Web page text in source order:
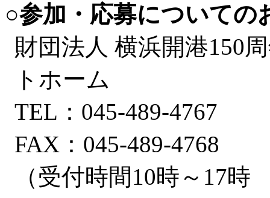
○参加・応募についての
財団法人 横浜開港150
トホーム
TEL：045-489-4767
FAX：045-489-4768
（受付時間10時～17